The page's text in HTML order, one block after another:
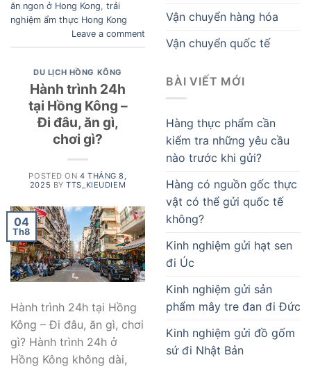
ăn ngon ở Hong Kong, trải
nghiệm ẩm thực Hong Kong
Leave a comment
DU LỊCH HỒNG KÔNG
Hành trình 24h
tại Hồng Kông –
Đi đâu, ăn gì,
chơi gì?
POSTED ON 4 THÁNG 8,
2025 BYTTS_KIEUDIEM
04
Th8
Hành trình 24h tại Hồng
Kông – Đi đâu, ăn gì, chơi
gì? Hành trình 24h ở
Hồng Kông không dài,
Vận chuyển hàng hóa
Vận chuyển quốc tế
BÀI VIẾT MỚI
Hàng thực phẩm cần
kiểm tra những yêu cầu
nào trước khi gửi?
Hàng có nguồn gốc thực
vật có thể gửi quốc tế
không?
Kinh nghiệm gửi hạt sen
đi Úc
Kinh nghiệm gửi sản
phẩm mây tre đan đi Đức
Kinh nghiệm gửi đồ gốm
sứ đi Nhật Bản